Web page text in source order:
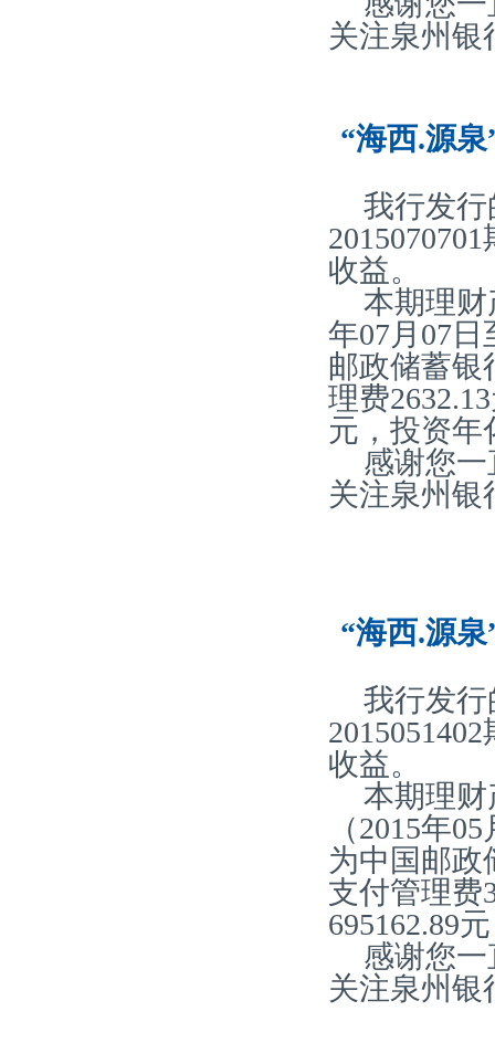
关注泉州银
“海西.源
我行发行
收益。
本期理财
年07月07
邮政储蓄银
理费
元，投资年
感谢您
关注泉州银
“海西.源
我行发行
收益。
本期理财
（2015年
为中国邮政
支付管理费
695162.89
感谢您
关注泉州银